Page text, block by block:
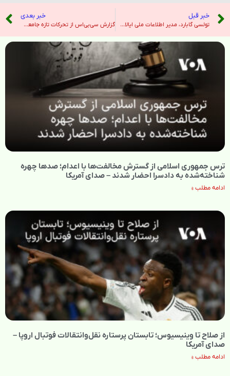
خبر قبل
تولسی گابارد، مدیر اطلاعات ملی ایالات متحده، از سمت خود کناره‌گیری کرد – رادیو فردا
خبر بعدی
گزارش سی‌بی‌اس از تحرکات تازه جامعه نظامی و اطلاعاتی آمریکا با محوریت ایران؛ برخی اعضای ارتش مرخصی‌های خود را لغو کردند – صدای آمریکا
ترس جمهوری اسلامی از گسترش مخالفت‌ها با اعدام؛ صدها چهره
شناخته‌شده به دادسرا احضار شدند – صدای آمریکا
ادامه مطلب »
از صلاح تا وینیسیوس؛ تابستان پرستاره نقل‌وانتقالات فوتبال اروپا –
صدای آمریکا
ادامه مطلب »